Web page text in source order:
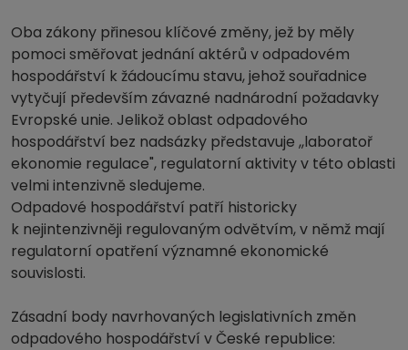
Oba zákony přinesou klíčové změny, jež by měly
pomoci směřovat jednání aktérů v odpadovém
hospodářství k žádoucímu stavu, jehož souřadnice
vytyčují především závazné nadnárodní požadavky
Evropské unie. Jelikož oblast odpadového
hospodářství bez nadsázky představuje ,,laboratoř
ekonomie regulace", regulatorní aktivity v této oblasti
velmi intenzivně sledujeme.
Odpadové hospodářství patří historicky
k nejintenzivněji regulovaným odvětvím, v němž mají
regulatorní opatření významné ekonomické
souvislosti.
Zásadní body navrhovaných legislativních změn
odpadového hospodářství v České republice: